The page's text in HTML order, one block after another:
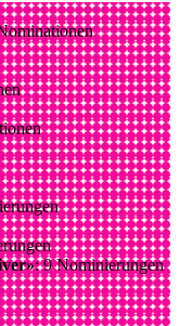
: 9 Nominierungen